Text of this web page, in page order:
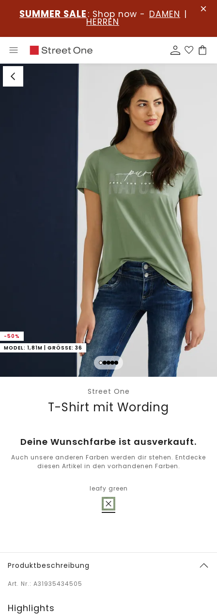
SUMMER SALE : Shop now - DAMEN |
HERREN
-50%
MODEL: 1,81M | GRÖSSE: 36
Street One
T-Shirt mit Wording
Deine Wunschfarbe ist ausverkauft.
Auch unsere anderen Farben werden dir stehen. Entdecke
diesen Artikel in den vorhandenen Farben.
leafy green
Produktbeschreibung
Art. Nr.: A31935434505
Highlights